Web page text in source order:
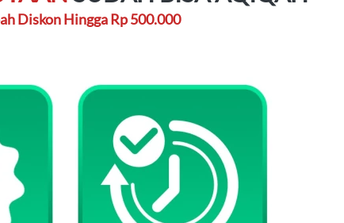
Diskon Hingga Rp 500.000